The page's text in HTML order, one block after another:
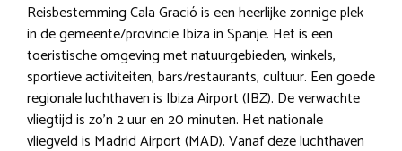
Reisbestemming Cala Gració is een heerlijke zonnige plek
in de gemeente/provincie Ibiza in Spanje. Het is een
toeristische omgeving met natuurgebieden, winkels,
sportieve activiteiten, bars/restaurants, cultuur. Een goede
regionale luchthaven is Ibiza Airport (IBZ). De verwachte
vliegtijd is zo’n 2 uur en 20 minuten. Het nationale
vliegveld is Madrid Airport (MAD). Vanaf deze luchthaven